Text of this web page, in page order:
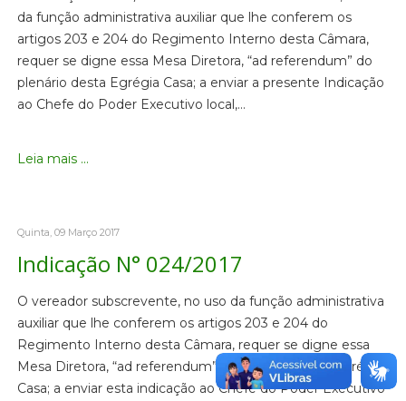
da função administrativa auxiliar que lhe conferem os
artigos 203 e 204 do Regimento Interno desta Câmara,
requer se digne essa Mesa Diretora, “ad referendum” do
plenário desta Egrégia Casa; a enviar a presente Indicação
ao Chefe do Poder Executivo local,…
Leia mais ...
Quinta, 09 Março 2017
Indicação N° 024/2017
O vereador subscrevente, no uso da função administrativa
auxiliar que lhe conferem os artigos 203 e 204 do
Regimento Interno desta Câmara, requer se digne essa
Mesa Diretora, “ad referendum” do plenário desta Egrégia
Casa; a enviar esta indicação ao Chefe do Poder Executivo